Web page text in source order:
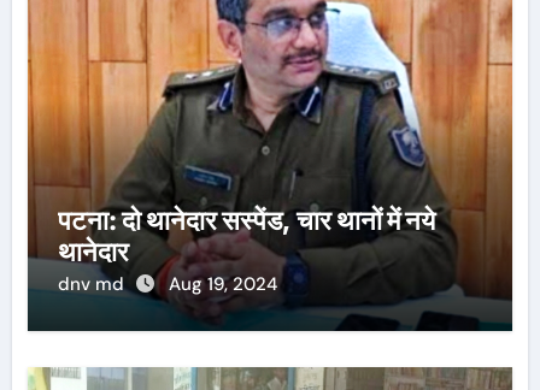
पटना: दो थानेदार सस्पेंड, चार थानों में नये
थानेदार
dnv md Aug 19, 2024